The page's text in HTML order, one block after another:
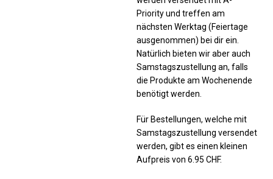
Priority und treffen am
nächsten Werktag (Feiertage
ausgenommen) bei dir ein.
Natürlich bieten wir aber auch
Samstagszustellung an, falls
die Produkte am Wochenende
benötigt werden.
Für Bestellungen, welche mit
Samstagszustellung versendet
werden, gibt es einen kleinen
Aufpreis von 6.95 CHF.